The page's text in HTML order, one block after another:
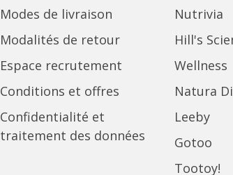
Modes de livraison
Modalités de retour
Espace recrutement
Conditions et offres
Confidentialité et
traitement des données
Nutrivia
Hill's
Wellness
Natura
Leeby
Gotoo
Tootoy!